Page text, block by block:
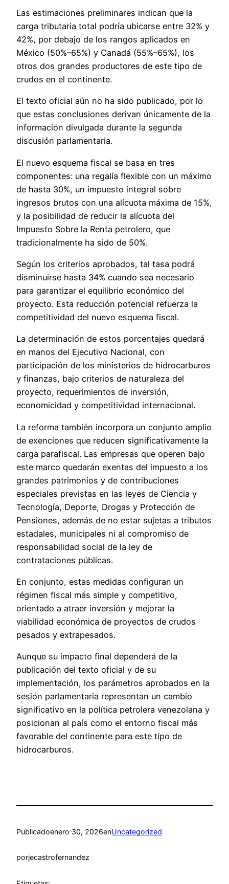
Las estimaciones preliminares indican que la
carga tributaria total podría ubicarse entre 32% y
42%, por debajo de los rangos aplicados en
México (50%–65%) y Canadá (55%–65%), los
otros dos grandes productores de este tipo de
crudos en el continente.
El texto oficial aún no ha sido publicado, por lo
que estas conclusiones derivan únicamente de la
información divulgada durante la segunda
discusión parlamentaria.
El nuevo esquema fiscal se basa en tres
componentes: una regalía flexible con un máximo
de hasta 30%, un impuesto integral sobre
ingresos brutos con una alícuota máxima de 15%,
y la posibilidad de reducir la alícuota del
Impuesto Sobre la Renta petrolero, que
tradicionalmente ha sido de 50%.
Según los criterios aprobados, tal tasa podrá
disminuirse hasta 34% cuando sea necesario
para garantizar el equilibrio económico del
proyecto. Esta reducción potencial refuerza la
competitividad del nuevo esquema fiscal.
La determinación de estos porcentajes quedará
en manos del Ejecutivo Nacional, con
participación de los ministerios de hidrocarburos
y finanzas, bajo criterios de naturaleza del
proyecto, requerimientos de inversión,
economicidad y competitividad internacional.
La reforma también incorpora un conjunto amplio
de exenciones que reducen significativamente la
carga parafiscal. Las empresas que operen bajo
este marco quedarán exentas del impuesto a los
grandes patrimonios y de contribuciones
especiales previstas en las leyes de Ciencia y
Tecnología, Deporte, Drogas y Protección de
Pensiones, además de no estar sujetas a tributos
estadales, municipales ni al compromiso de
responsabilidad social de la ley de
contrataciones públicas.
En conjunto, estas medidas configuran un
régimen fiscal más simple y competitivo,
orientado a atraer inversión y mejorar la
viabilidad económica de proyectos de crudos
pesados y extrapesados.
Aunque su impacto final dependerá de la
publicación del texto oficial y de su
implementación, los parámetros aprobados en la
sesión parlamentaria representan un cambio
significativo en la política petrolera venezolana y
posicionan al país como el entorno fiscal más
favorable del continente para este tipo de
hidrocarburos.
Publicadoenero 30, 2026enUncategorized
porjecastrofernandez